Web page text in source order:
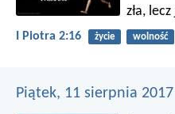
zła,
I Piotra 2:16 życie wolność
Piątek, 11 sierpnia 2017